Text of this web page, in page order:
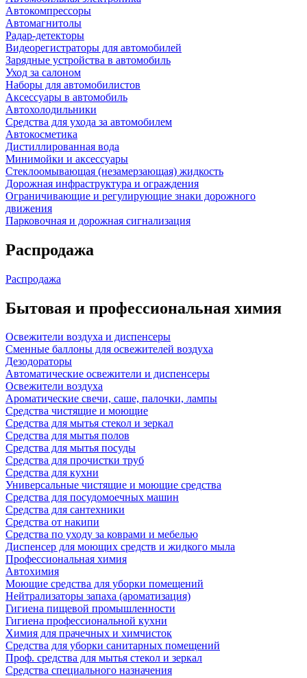
Автокомпрессоры
Автомагнитолы
Радар-детекторы
Видеорегистраторы для автомобилей
Зарядные устройства в автомобиль
Уход за салоном
Наборы для автомобилистов
Аксессуары в автомобиль
Автохолодильники
Средства для ухода за автомобилем
Автокосметика
Дистиллированная вода
Минимойки и аксессуары
Стеклоомывающая (незамерзающая) жидкость
Дорожная инфраструктура и ограждения
Ограничивающие и регулирующие знаки дорожного
движения
Парковочная и дорожная сигнализация
Распродажа
Распродажа
Бытовая и профессиональная химия
Освежители воздуха и диспенсеры
Сменные баллоны для освежителей воздуха
Дезодораторы
Автоматические освежители и диспенсеры
Освежители воздуха
Ароматические свечи, саше, палочки, лампы
Средства чистящие и моющие
Средства для мытья стекол и зеркал
Средства для мытья полов
Средства для мытья посуды
Средства для прочистки труб
Средства для кухни
Универсальные чистящие и моющие средства
Средства для посудомоечных машин
Средства для сантехники
Средства от накипи
Средства по уходу за коврами и мебелью
Диспенсер для моющих средств и жидкого мыла
Профессиональная химия
Автохимия
Моющие средства для уборки помещений
Нейтрализаторы запаха (ароматизация)
Гигиена пищевой промышленности
Гигиена профессиональной кухни
Химия для прачечных и химчисток
Средства для уборки санитарных помещений
Проф. средства для мытья стекол и зеркал
Средства специального назначения